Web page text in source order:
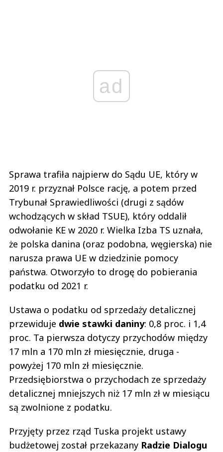
ad
Sprawa trafiła najpierw do Sądu UE, który w
2019 r. przyznał Polsce rację, a potem przed
Trybunał Sprawiedliwości (drugi z sądów
wchodzących w skład TSUE), który oddalił
odwołanie KE w 2020 r. Wielka Izba TS uznała,
że polska danina (oraz podobna, węgierska) nie
narusza prawa UE w dziedzinie pomocy
państwa. Otworzyło to drogę do pobierania
podatku od 2021 r.
Ustawa o podatku od sprzedaży detalicznej
przewiduje dwie stawki daniny: 0,8 proc. i 1,4
proc. Ta pierwsza dotyczy przychodów między
17 mln a 170 mln zł miesięcznie, druga -
powyżej 170 mln zł miesięcznie.
Przedsiębiorstwa o przychodach ze sprzedaży
detalicznej mniejszych niż 17 mln zł w miesiącu
są zwolnione z podatku.
Przyjęty przez rząd Tuska projekt ustawy
budżetowej został przekazany Radzie Dialogu